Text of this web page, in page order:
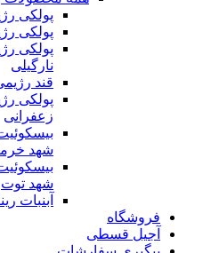
پولکی
پولکی
پولکی
نارگیلی
قند
پولکی
زعفرانی
شهد
شهد توت
آبنبات
فروشگاه
آجیل قسطی